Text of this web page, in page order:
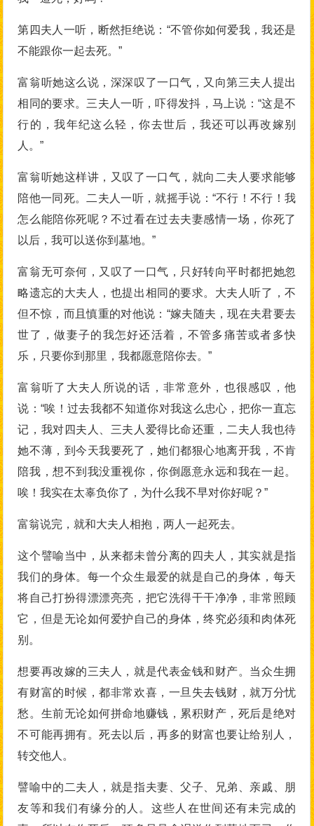
第四夫人一听，断然拒绝说：“不管你如何爱我，我还是
不能跟你一起去死。”
富翁听她这么说，深深叹了一口气，又向第三夫人提出
相同的要求。三夫人一听，吓得发抖，马上说：“这是不
行的，我年纪这么轻，你去世后，我还可以再改嫁别
人。”
富翁听她这样讲，又叹了一口气，就向二夫人要求能够
陪他一同死。二夫人一听，就摇手说：“不行！不行！我
怎么能陪你死呢？不过看在过去夫妻感情一场，你死了
以后，我可以送你到墓地。”
富翁无可奈何，又叹了一口气，只好转向平时都把她忽
略遗忘的大夫人，也提出相同的要求。大夫人听了，不
但不惊，而且慎重的对他说：“嫁夫随夫，现在夫君要去
世了，做妻子的我怎好还活着，不管多痛苦或者多快
乐，只要你到那里，我都愿意陪你去。”
富翁听了大夫人所说的话，非常意外，也很感叹，他
说：“唉！过去我都不知道你对我这么忠心，把你一直忘
记，我对四夫人、三夫人爱得比命还重，二夫人我也待
她不薄，到今天我要死了，她们都狠心地离开我，不肯
陪我，想不到我没重视你，你倒愿意永远和我在一起。
唉！我实在太辜负你了，为什么我不早对你好呢？”
富翁说完，就和大夫人相抱，两人一起死去。
这个譬喻当中，从来都未曾分离的四夫人，其实就是指
我们的身体。每一个众生最爱的就是自己的身体，每天
将自己打扮得漂漂亮亮，把它洗得干干净净，非常照顾
它，但是无论如何爱护自己的身体，终究必须和肉体死
别。
想要再改嫁的三夫人，就是代表金钱和财产。当众生拥
有财富的时候，都非常欢喜，一旦失去钱财，就万分忧
愁。生前无论如何拼命地赚钱，累积财产，死后是绝对
不可能再拥有。死去以后，再多的财富也要让给别人，
转交他人。
譬喻中的二夫人，就是指夫妻、父子、兄弟、亲戚、朋
友等和我们有缘分的人。这些人在世间还有未完成的